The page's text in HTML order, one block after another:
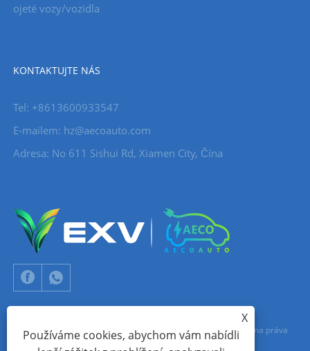
ojeté vozy/vozidla
KONTAKTUJTE NÁS
Tel: +8613600933547
E-mailem: hz@aecoauto.com
Adresa: No 611 Sishui Rd, Xiamen City, Čína
Copyright © 2024 Xiamen Aecoauto Technology Co., Ltd. Všechna práva
X
Používáme cookies, abychom vám nabídli